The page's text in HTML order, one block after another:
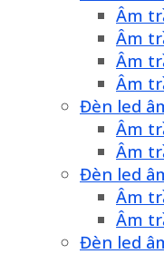
Âm
Âm
Âm
Âm
Đèn led
Âm
Âm
Đèn led
Âm
Âm
Đèn led